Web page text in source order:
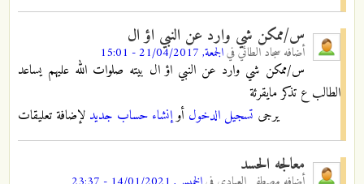
س/ممكن شي وارد عن النبي اؤ ال
أضافه سجاد الطائيفيالجمعة, 21/04/2017 - 15:01
س/ممكن شي وارد عن النبي اؤ ال بيته صلوات الله عليهم يساعد
الطالب ع تذكر مايقرئة
يرجى تسجيل الدخول أوإنشاء حساب جديد لإضافة تعليقات
معالجه الحسد